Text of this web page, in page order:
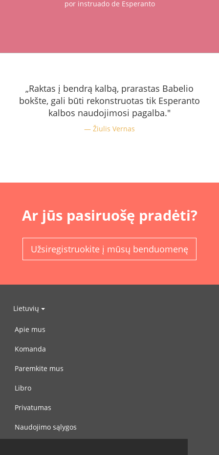
por instruado de Esperanto
„Raktas į bendrą kalbą, prarastas Babelio
bokšte, gali būti rekonstruotas tik Esperanto
kalbos naudojimosi pagalba."
Žiulis Vernas
Ar jūs pasiruošę pradėti?
Užsiregistruokite į mūsų benduomenę
Lietuvių
Apie mus
Komanda
Paremkite mus
Libro
Privatumas
Naudojimo sąlygos